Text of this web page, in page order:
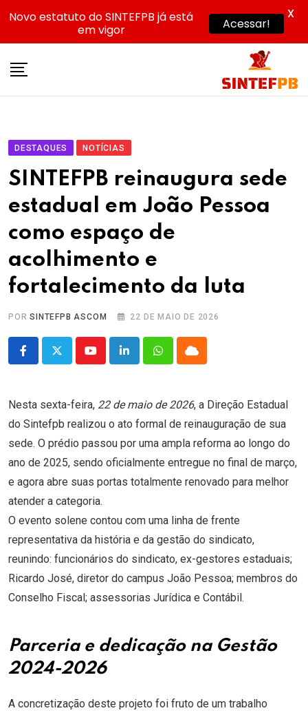
DESTAQUES NOTÍCIAS
SINTEFPB reinaugura sede
estadual em João Pessoa
como espaço de
acolhimento e
fortalecimento da luta
PORSINTEFPB ASCOM 22 DE MAIO DE 2026
YoutubeLinkedInWhatsappCloud
Nesta sexta-feira, 22 de maio de 2026, a Direção Estadual
do Sintefpb realizou o ato formal de reinauguração de sua
sede. O prédio passou por uma ampla reforma ao longo do
ano de 2025, sendo oficialmente entregue no final de março,
e agora abre suas portas totalmente renovado para melhor
atender a categoria.
O evento solene contou com uma linha de frente
representativa da história e da gestão do sindicato,
reunindo: funcionários do sindicato, ex-gestores estaduais;
Ricardo José, diretor do campus João Pessoa; membros do
Conselho Fiscal; assessorias Jurídica e Contábil.
Parceria e dedicação na Gestão
2024-2026
A concretização deste projeto foi fruto de um trabalho
Novo estatuto do SINTEFPB já está
em vigor
Acessar!
X